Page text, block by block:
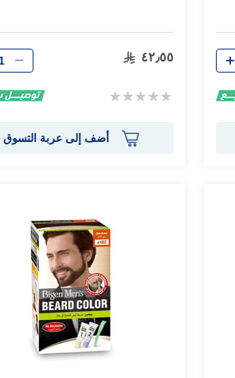
٤٢٫٥٥
Rating:
الكمية
أضف إلى عربة التسوق